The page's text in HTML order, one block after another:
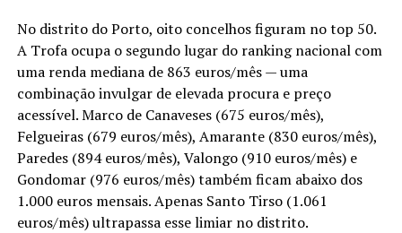
No distrito do Porto, oito concelhos figuram no top 50.
A Trofa ocupa o segundo lugar do ranking nacional com
uma renda mediana de 863 euros/mês — uma
combinação invulgar de elevada procura e preço
acessível. Marco de Canaveses (675 euros/mês),
Felgueiras (679 euros/mês), Amarante (830 euros/mês),
Paredes (894 euros/mês), Valongo (910 euros/mês) e
Gondomar (976 euros/mês) também ficam abaixo dos
1.000 euros mensais. Apenas Santo Tirso (1.061
euros/mês) ultrapassa esse limiar no distrito.